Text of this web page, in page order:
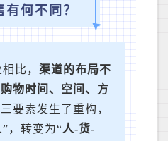
何不同？
比， 渠道的布局不
物时间、空间、方
要素发生了重构，
，转变为“人-货-